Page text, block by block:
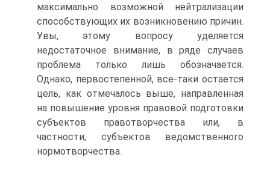
максимально возможной нейтрализации
способствующих их возникновению причин.
Увы, этому вопросу уделяется
недостаточное внимание, в ряде случаев
проблема только лишь обозначается.
Однако, первостепенной, все-таки остается
цель, как отмечалось выше, направленная
на повышение уровня правовой подготовки
субъектов правотворчества или, в
частности, субъектов ведомственного
нормотворчества.